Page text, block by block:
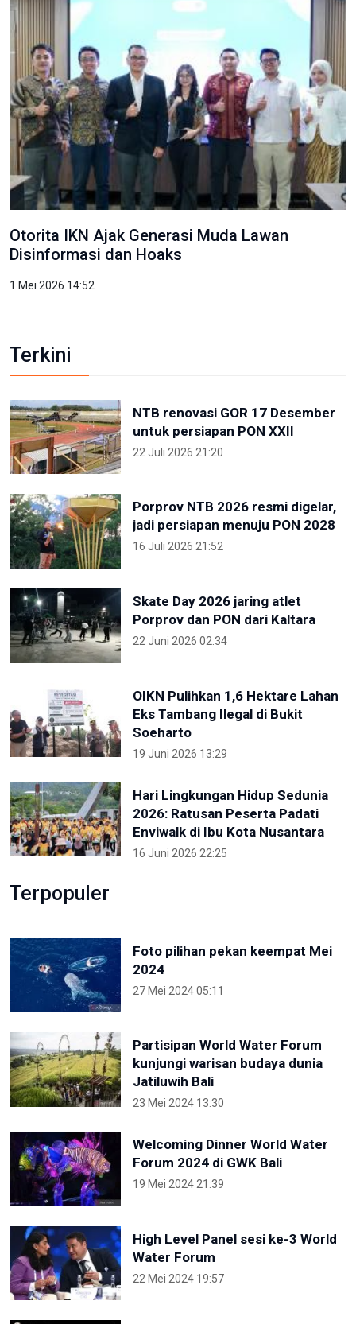
Otorita IKN Ajak Generasi Muda Lawan
Disinformasi dan Hoaks
1 Mei 2026 14:52
Terkini
NTB renovasi GOR 17 Desember
untuk persiapan PON XXII
22 Juli 2026 21:20
Porprov NTB 2026 resmi digelar,
jadi persiapan menuju PON 2028
16 Juli 2026 21:52
Skate Day 2026 jaring atlet
Porprov dan PON dari Kaltara
22 Juni 2026 02:34
OIKN Pulihkan 1,6 Hektare Lahan
Eks Tambang Ilegal di Bukit
Soeharto
19 Juni 2026 13:29
Hari Lingkungan Hidup Sedunia
2026: Ratusan Peserta Padati
Enviwalk di Ibu Kota Nusantara
16 Juni 2026 22:25
Terpopuler
Foto pilihan pekan keempat Mei
2024
27 Mei 2024 05:11
Partisipan World Water Forum
kunjungi warisan budaya dunia
Jatiluwih Bali
23 Mei 2024 13:30
Welcoming Dinner World Water
Forum 2024 di GWK Bali
19 Mei 2024 21:39
High Level Panel sesi ke-3 World
Water Forum
22 Mei 2024 19:57